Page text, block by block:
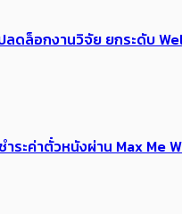
ดล็อกงานวิจัย ยกระดับ
ระค่าตั๋วหนังผ่าน Max